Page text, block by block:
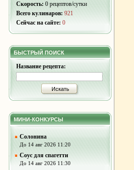
Скорость:0 рецептов/сутки
Всего кулинаров: 921
Сейчас на сайте: 0
БЫСТРЫЙ ПОИСК
Название рецепта:
Искать
МИНИ-КОНКУРСЫ
Солонина
До 14 авг 2026 11:20
Соус для спагетти
До 14 авг 2026 11:30